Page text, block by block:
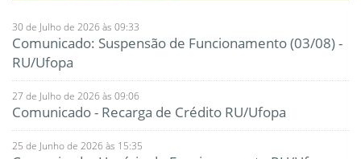
30 de Julho de 2026 às 09:33
Comunicado: Suspensão de Funcionamento (03/08) -
RU/Ufopa
27 de Julho de 2026 às 09:06
Comunicado - Recarga de Crédito RU/Ufopa
25 de Junho de 2026 às 15:35